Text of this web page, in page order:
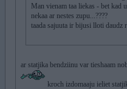
Man vienam taa liekas - bet kad
nekaa ar nestes zupu...????
taada sajuuta ir bijusi lloti daudz
ar statjika bendziinu var tieshaam
kroch izdomaaju ieliet